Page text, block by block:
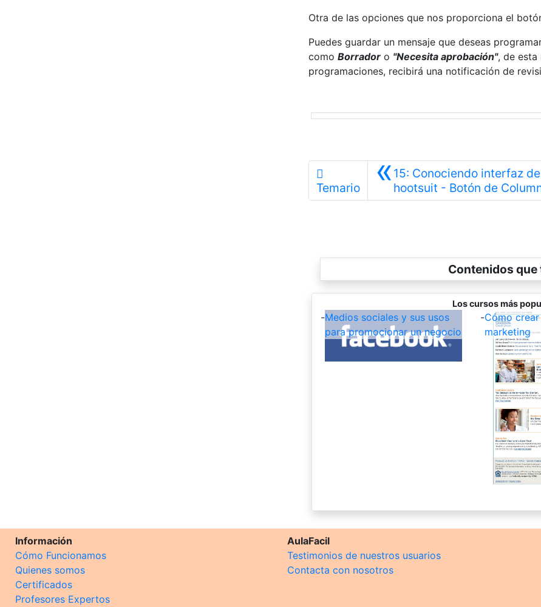
Otra de las opciones que nos proporciona el
Puedes guardar un mensaje que deseas
como Borradoro "Necesita aprobación", de esta
programaciones, recibirá una notificación de
Temario «15: Conociendo interfaz de
hootsuit - Botón de
Contenidos
Los cursos más
-Medios sociales y sus usos
para promocionar un negocio
-Cómo
marketing
Información
Cómo Funcionamos
Quienes somos
Certificados
Profesores Expertos
AulaFacil
Testimonios de nuestros usuarios
Contacta con nosotros